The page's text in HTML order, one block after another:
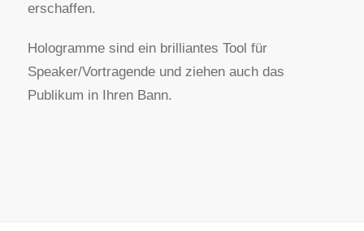
erschaffen.
Hologramme sind ein brilliantes Tool für
Speaker/Vortragende und ziehen auch das
Publikum in Ihren Bann.